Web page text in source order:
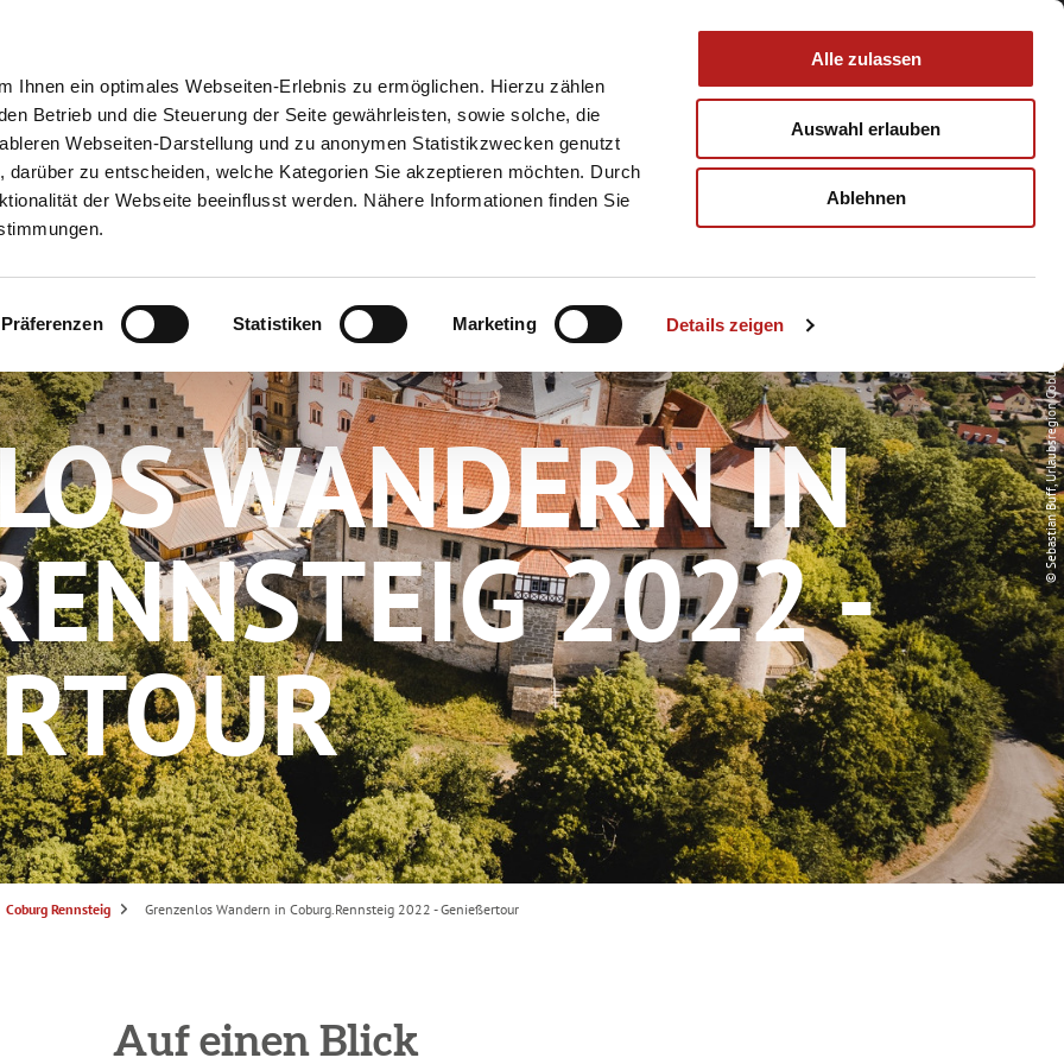
Ihnen ein optimales Webseiten-Erlebnis zu ermöglichen. Hierzu zählen
Betrieb und die Steuerung der Seite gewährleisten, sowie solche, die
Webseiten-Darstellung und zu anonymen Statistikzwecken genutzt
darüber zu entscheiden, welche Kategorien Sie akzeptieren möchten. Durch
der Webseite beeinflusst werden. Nähere Informationen finden Sie
Präferenzen Statistiken Marketing Details zeigen
Alle zulassen
Auswahl erlauben
Ablehnen
Buchen
© Sebastian Buff, Urlaubsregion Coburg.Rennsteig
WANDERN IN
2022 -
S
Coburg Rennsteig Grenzenlos Wandern in Coburg.Rennsteig 2022 - Genießertour
Auf einen Blick